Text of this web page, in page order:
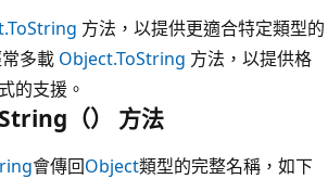
方法，以提供更適合特定類型的
多載 Object.ToString 方法，以提供格
的支援。
（） 方法
會傳回Object類型的完整名稱，如下